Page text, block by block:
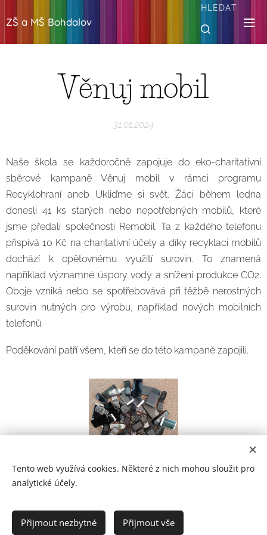
ZŠ a MŠ Bohdalov
HLEDAT
Věnuj mobil
31.01.2024
Naše škola se každoročně zapojuje do eko-charitativní
sběrové kampaně Věnuj mobil v rámci programu
Recyklohraní aneb Ukliďme si svět. Žáci během ledna
donesli 41 ks starých nebo nepotřebných mobilů, které
jsme předali společnosti Remobil. Ta z každého telefonu
přispívá 10 Kč na charitativní účely a díky recyklaci mobilů
dochází k opětovnému využití surovin. To znamená
například významné úspory vody a snížení produkce CO2.
Oboje vzniká nebo se spotřebovává při těžbě nerostných
surovin nutných pro výrobu, například nových mobilních
telefonů.
Poděkování patří všem, kteří se do této kampaně zapojili.
Cookies
Tento web využívá cookies. Některé z nich mohou sloužit pro
analytické účely.
Přijmout nezbytné Přijmout vše